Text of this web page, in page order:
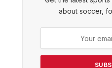
about soccer,